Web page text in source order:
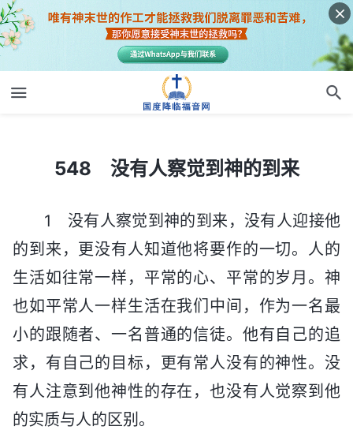
548 没有人察觉到神的到来
1 没有人察觉到神的到来，没有人迎接他
的到来，更没有人知道他将要作的一切。人的
生活如往常一样，平常的心、平常的岁月。神
也如平常人一样生活在我们中间，作为一名最
小的跟随者、一名普通的信徒。他有自己的追
求，有自己的目标，更有常人没有的神性。没
有人注意到他神性的存在，也没有人觉察到他
的实质与人的区别。